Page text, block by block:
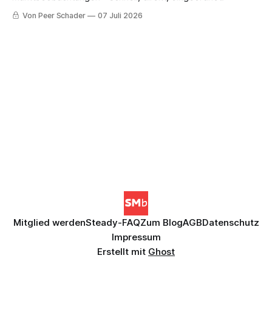
Von Peer Schader 07 Juli 2026
Mitglied werdenSteady-FAQZum BlogAGBDatenschutz
Impressum
Erstellt mit Ghost